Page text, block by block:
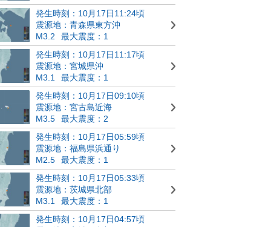
発生時刻：10月17日11:24頃
震源地：青森県東方沖
M3.2
最大震度：1
発生時刻：10月17日11:17頃
震源地：宮城県沖
M3.1
最大震度：1
発生時刻：10月17日09:10頃
震源地：宮古島近海
M3.5
最大震度：2
発生時刻：10月17日05:59頃
震源地：福島県浜通り
M2.5
最大震度：1
発生時刻：10月17日05:33頃
震源地：茨城県北部
M3.1
最大震度：1
発生時刻：10月17日04:57頃